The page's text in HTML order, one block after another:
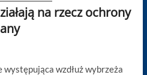
na rzecz ochrony
wzdłuż wybrzeża